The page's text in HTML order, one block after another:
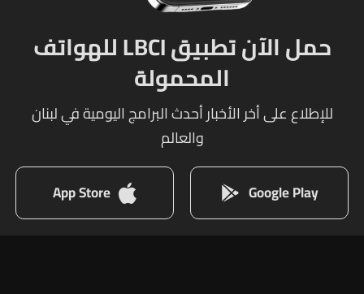
حمل الآن تطبيق LBCI للهواتف
المحمولة
للإطلاع على أخر الأخبار أحدث البرامج اليومية في لبنان
والعالم
Google Play
App Store